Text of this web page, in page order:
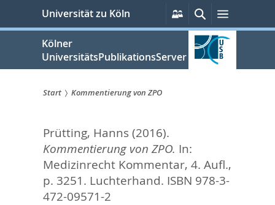
springen
Universität zu Köln
Persönliche
Services
SucheMenü
Kölner
UniversitätsPublikationsServer
sind
hier:
Start Kommentierung von ZPO
Prütting, Hanns(2016).
Kommentierung von ZPO. In:
Medizinrecht Kommentar, 4. Aufl.,
p. 3251. Luchterhand. ISBN 978-3-
472-09571-2